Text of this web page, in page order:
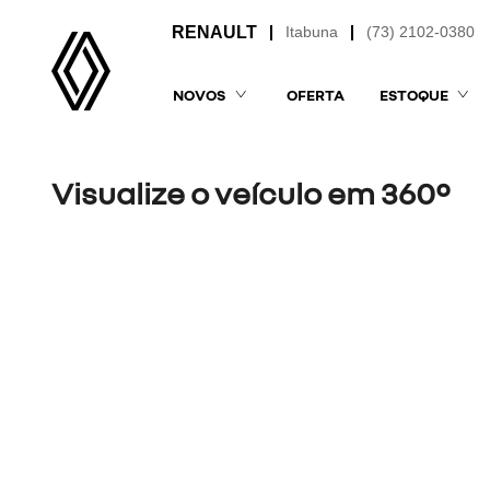
(73) 2102-0380
Itabuna
NOVOS OFERTA ESTOQUE
Visualize o veículo em 360°